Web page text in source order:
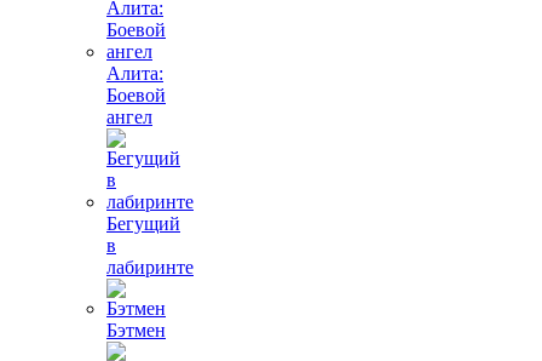
Алита:
Боевой
ангел
Бегущий
в
лабиринте
Бэтмен